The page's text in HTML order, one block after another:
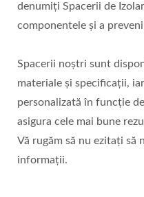
denumiți Spacerii de
componentele și a
Spacerii noștri sunt
materiale și specificații,
personalizată în funcție
asigura cele mai bune
Vă rugăm să nu ezitați
informații.